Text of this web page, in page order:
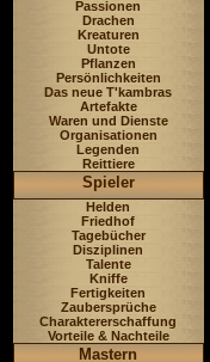
Passionen
Drachen
Kreaturen
Untote
Pflanzen
Persönlichkeiten
Das neue T'kambras
Artefakte
Waren und Dienste
Organisationen
Legenden
Reittiere
Spieler
Helden
Friedhof
Tagebücher
Disziplinen
Talente
Kniffe
Fertigkeiten
Zaubersprüche
Charaktererschaffung
Vorteile & Nachteile
Mastern